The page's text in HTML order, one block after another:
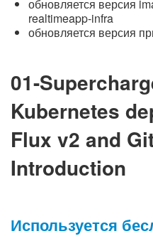
обновляется версия
realtimeapp-infra
обновляется версия
01-
Kubernetes
Flux v2 and
Introduction
Используется